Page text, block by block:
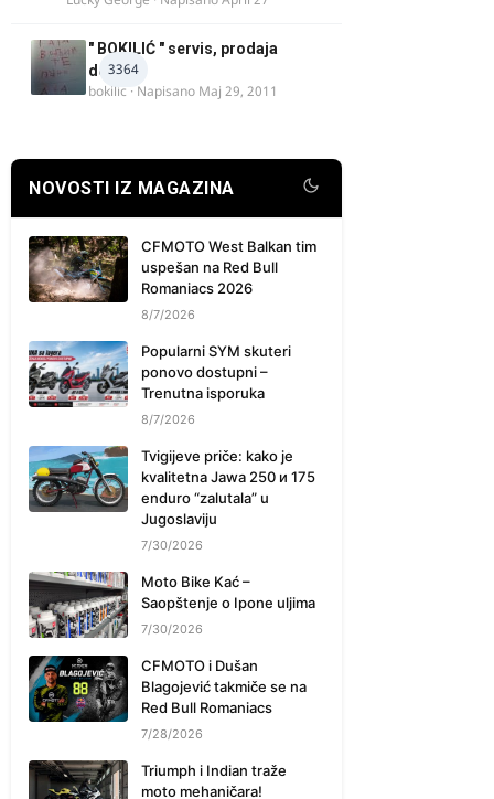
3364
" BOKILIĆ " servis, prodaja
delova
bokilic · Napisano Maj 29, 2011
NOVOSTI IZ MAGAZINA
CFMOTO West Balkan tim
uspešan na Red Bull
Romaniacs 2026
8/7/2026
Popularni SYM skuteri
ponovo dostupni –
Trenutna isporuka
8/7/2026
Tvigijeve priče: kako je
kvalitetna Jawa 250 и 175
enduro “zalutala” u
Jugoslaviju
7/30/2026
Moto Bike Kać –
Saopštenje o Ipone uljima
7/30/2026
CFMOTO i Dušan
Blagojević takmiče se na
Red Bull Romaniacs
7/28/2026
Triumph i Indian traže
moto mehaničara!